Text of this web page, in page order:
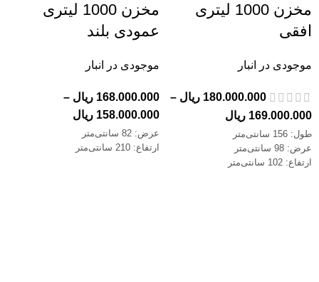
مخزن 1000 لیتری
افقی
موجودی در انبار
180.000.000 ریال –
169.000.000 ریال
طول: 156 سانتی‌متر
عرض: 98 سانتی‌متر
ارتفاع: 102 سانتی‌متر
مخزن 1000 لیتری
عمودی بلند
موجودی در انبار
168.000.000 ریال –
158.000.000 ریال
عرض: 82 سانتی‌متر
ارتفاع: 210 سانتی‌متر